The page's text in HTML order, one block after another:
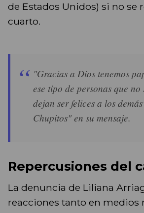
de Estados Unidos) si no se
cuarto.
"Gracias a Dios tenemos
ese tipo de personas que no
dejan ser felices a los
Chupitos" en su mensaje.
Repercusiones del
La denuncia de Liliana
reacciones tanto en medios